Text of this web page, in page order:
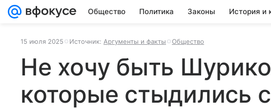
Общество Политика Законы История и
15 июля 2025 Источник: Аргументы и факты Общество
Не хочу быть
которые стыдились